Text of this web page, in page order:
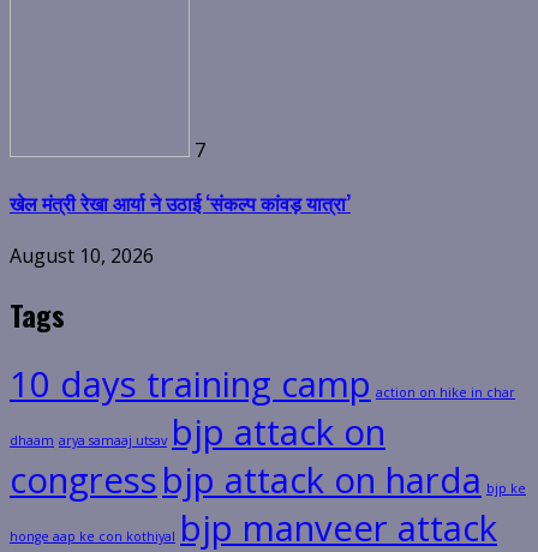
7
खेल मंत्री रेखा आर्या ने उठाई ‘संकल्प कांवड़ यात्रा’
August 10, 2026
Tags
10 days training camp action on hike in char
dhaam arya samaaj utsav bjp attack on
congressbjp attack on harda bjp ke
honge aap ke con kothiyal bjp manveer attack